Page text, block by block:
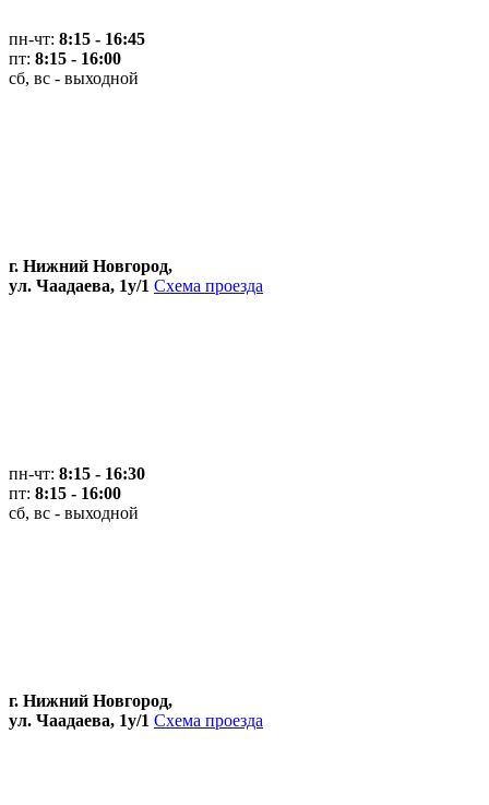
пн-чт: 8:15 - 16:45
пт: 8:15 - 16:00
сб, вс - выходной
г. Нижний Новгород,
ул. Чаадаева, 1у/1 Схема проезда
пн-чт: 8:15 - 16:30
пт: 8:15 - 16:00
сб, вс - выходной
г. Нижний Новгород,
ул. Чаадаева, 1у/1 Схема проезда